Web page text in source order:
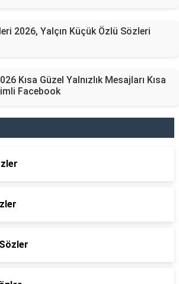
2026, Yalçın Küçük Özlü Sözleri
Kısa Güzel Yalnızlık Mesajları Kısa
Facebook